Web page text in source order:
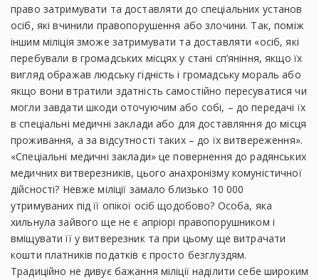
право затримувати та доставляти до спеціальних установ
осіб, які вчинили правопорушення або злочини. Так, поміж
іншим міліція зможе затримувати та доставляти «осіб, які
перебували в громадських місцях у стані сп’яніння, якщо їх
вигляд ображав людську гідність і громадську мораль або
якщо вони втратили здатність самостійно пересуватися чи
могли завдати шкоди оточуючим або собі, – до передачі їх
в спеціальні медичні заклади або для доставляння до місця
проживання, а за відсутності таких – до їх витвереження».
«Спеціальні медичні заклади» це повернення до радянських
медичних витверезників, цього анахронізму комуністичної
дійсності? Невже міліції замало близько 10 000
утримуваних під її опікої осіб щодобово? Особа, яка
хильнула зайвого ще не є апріорі правопорушником і
вміщувати її у витверезник та при цьому ще витрачати
кошти платників податків є просто безглуздям.
Традиційно не дивує бажання міліції наділити себе широким